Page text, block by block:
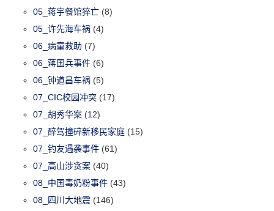
05_蒋宇餐馆猝亡 (8)
05_许先海车祸 (4)
06_病童救助 (7)
06_蒋国兵事件 (6)
06_钟道昌车祸 (5)
07_CIC校园冲突 (17)
07_胡秀华案 (12)
07_醉驾撞碎新移民家庭 (15)
07_钓友遇袭事件 (61)
07_高山涉贪案 (40)
08_中国毒奶粉事件 (43)
08_四川大地震 (146)